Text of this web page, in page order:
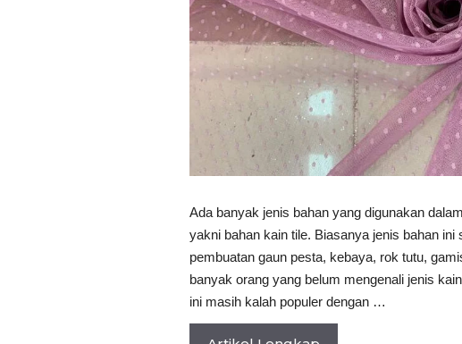
Ada banyak jenis bahan yang digunakan
yakni bahan kain tile. Biasanya jenis bahan
pembuatan gaun pesta, kebaya, rok tutu,
banyak orang yang belum mengenali jenis
ini masih kalah populer dengan …